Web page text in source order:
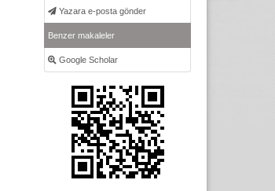
Yazara e-posta gönder
Benzer makaleler
Google Scholar